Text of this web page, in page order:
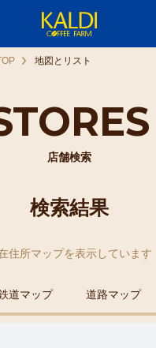
店舗検索
地図とリスト
検索結果
住所マップを表示しています
道マップ 道路マップ